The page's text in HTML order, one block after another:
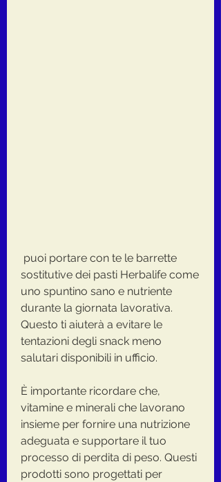
sostitutive dei pasti Herbalife come
uno spuntino sano e nutriente
durante la giornata lavorativa.
Questo ti aiuterà a evitare le
tentazioni degli snack meno
salutari disponibili in ufficio.
È importante ricordare che,
vitamine e minerali che lavorano
insieme per fornire una nutrizione
adeguata e supportare il tuo
processo di perdita di peso. Questi
prodotti sono progettati per